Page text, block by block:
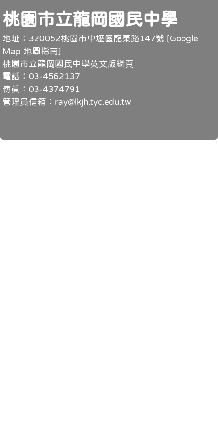
頁尾
桃園市立龍岡國民中學
地址：320052桃園市中壢區龍東路147號 [Google
Map 地圖指南]
桃園市立龍岡國民中學英文版網頁
電話：03-4562137
傳真：03-4374791
管理員信箱：ray@lkjh.tyc.edu.tw